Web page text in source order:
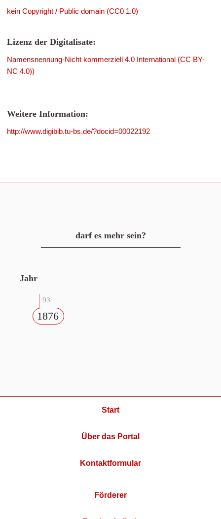
kein Copyright / Public domain (CC0 1.0)
Lizenz der Digitalisate:
Namensnennung-Nicht kommerziell 4.0 International (CC BY-
NC 4.0))
Weitere Information:
http://www.digibib.tu-bs.de/?docid=00022192
darf es mehr sein?
Jahr
93
1876
Start
Über das Portal
Kontaktformular
Förderer